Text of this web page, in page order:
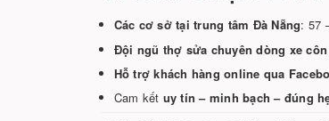
Các cơ sở tại trung tâm Đà Nẵng: 57
Đội ngũ thợ sửa chuyên dòng xe
Hỗ trợ khách hàng online qua
Cam kết uy tín – minh bạch – đúng